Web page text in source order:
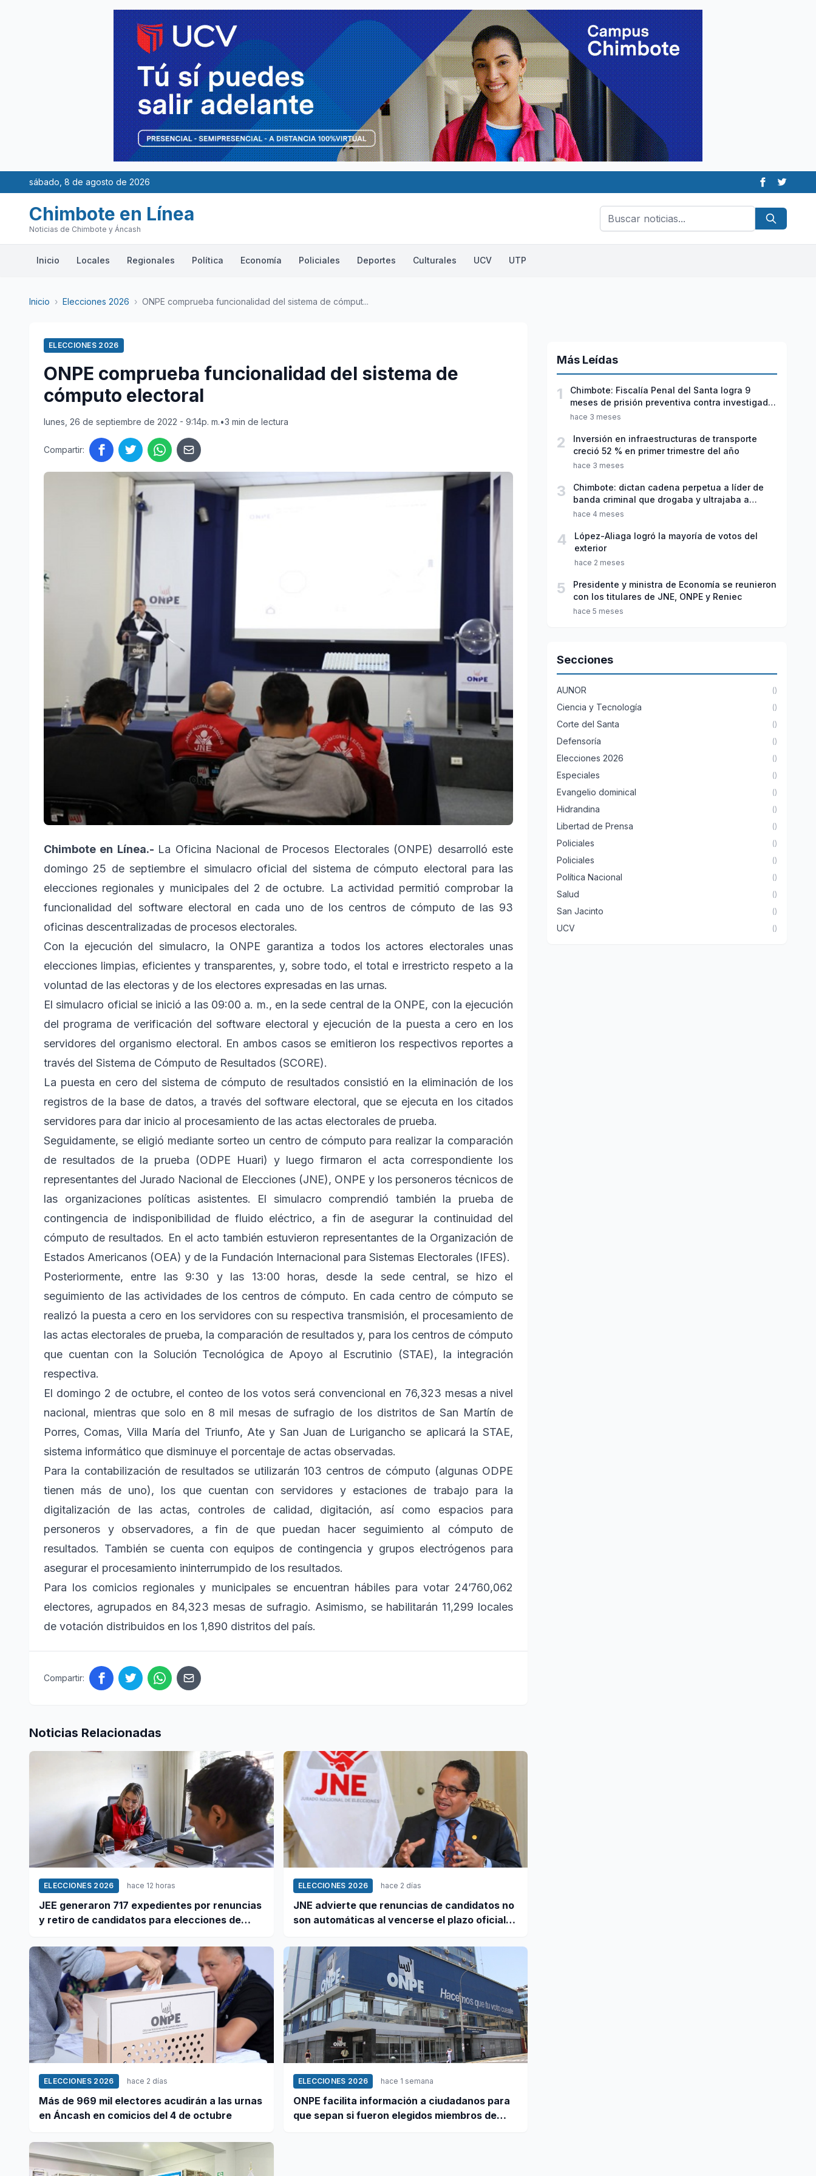
sábado, 8 de agosto de 2026
Chimbote en Línea
Noticias de Chimbote y Áncash
Inicio Locales Regionales Política Economía Policiales Deportes Culturales UCV UTP
Inicio › Elecciones 2026 › ONPE comprueba funcionalidad del sistema de cómput...
ELECCIONES 2026
ONPE comprueba funcionalidad del sistema de
cómputo electoral
lunes, 26 de septiembre de 2022 - 9:14p. m.•3 min de lectura
Compartir:
Chimbote en Línea.- La Oficina Nacional de Procesos Electorales (ONPE) desarrolló este
domingo 25 de septiembre el simulacro oficial del sistema de cómputo electoral para las
elecciones regionales y municipales del 2 de octubre. La actividad permitió comprobar la
funcionalidad del software electoral en cada uno de los centros de cómputo de las 93
oficinas descentralizadas de procesos electorales.
Con la ejecución del simulacro, la ONPE garantiza a todos los actores electorales unas
elecciones limpias, eficientes y transparentes, y, sobre todo, el total e irrestricto respeto a la
voluntad de las electoras y de los electores expresadas en las urnas.
El simulacro oficial se inició a las 09:00 a. m., en la sede central de la ONPE, con la ejecución
del programa de verificación del software electoral y ejecución de la puesta a cero en los
servidores del organismo electoral. En ambos casos se emitieron los respectivos reportes a
través del Sistema de Cómputo de Resultados (SCORE).
La puesta en cero del sistema de cómputo de resultados consistió en la eliminación de los
registros de la base de datos, a través del software electoral, que se ejecuta en los citados
servidores para dar inicio al procesamiento de las actas electorales de prueba.
Seguidamente, se eligió mediante sorteo un centro de cómputo para realizar la comparación
de resultados de la prueba (ODPE Huari) y luego firmaron el acta correspondiente los
representantes del Jurado Nacional de Elecciones (JNE), ONPE y los personeros técnicos de
las organizaciones políticas asistentes. El simulacro comprendió también la prueba de
contingencia de indisponibilidad de fluido eléctrico, a fin de asegurar la continuidad del
cómputo de resultados. En el acto también estuvieron representantes de la Organización de
Estados Americanos (OEA) y de la Fundación Internacional para Sistemas Electorales (IFES).
Posteriormente, entre las 9:30 y las 13:00 horas, desde la sede central, se hizo el
seguimiento de las actividades de los centros de cómputo. En cada centro de cómputo se
realizó la puesta a cero en los servidores con su respectiva transmisión, el procesamiento de
las actas electorales de prueba, la comparación de resultados y, para los centros de cómputo
que cuentan con la Solución Tecnológica de Apoyo al Escrutinio (STAE), la integración
respectiva.
El domingo 2 de octubre, el conteo de los votos será convencional en 76,323 mesas a nivel
nacional, mientras que solo en 8 mil mesas de sufragio de los distritos de San Martín de
Porres, Comas, Villa María del Triunfo, Ate y San Juan de Lurigancho se aplicará la STAE,
sistema informático que disminuye el porcentaje de actas observadas.
Para la contabilización de resultados se utilizarán 103 centros de cómputo (algunas ODPE
tienen más de uno), los que cuentan con servidores y estaciones de trabajo para la
digitalización de las actas, controles de calidad, digitación, así como espacios para
personeros y observadores, a fin de que puedan hacer seguimiento al cómputo de
resultados. También se cuenta con equipos de contingencia y grupos electrógenos para
asegurar el procesamiento ininterrumpido de los resultados.
Para los comicios regionales y municipales se encuentran hábiles para votar 24’760,062
electores, agrupados en 84,323 mesas de sufragio. Asimismo, se habilitarán 11,299 locales
de votación distribuidos en los 1,890 distritos del país.
Compartir:
Noticias Relacionadas
ELECCIONES 2026 hace 12 horas
JEE generaron 717 expedientes por renuncias
y retiro de candidatos para elecciones de
ELECCIONES 2026 hace 2 días
JNE advierte que renuncias de candidatos no
son automáticas al vencerse el plazo oficial
ELECCIONES 2026 hace 2 días
Más de 969 mil electores acudirán a las urnas
en Áncash en comicios del 4 de octubre
ELECCIONES 2026 hace 1 semana
ONPE facilita información a ciudadanos para
que sepan si fueron elegidos miembros de
Más Leídas
1
Chimbote: Fiscalía Penal del Santa logra 9
meses de prisión preventiva contra investigado
por violación sexual y tentativa de feminicidio
hace 3 meses
2
Inversión en infraestructuras de transporte
creció 52 % en primer trimestre del año
hace 3 meses
3
Chimbote: dictan cadena perpetua a líder de
banda criminal que drogaba y ultrajaba a
jóvenes
hace 4 meses
4
López-Aliaga logró la mayoría de votos del
exterior
hace 2 meses
5
Presidente y ministra de Economía se reunieron
con los titulares de JNE, ONPE y Reniec
hace 5 meses
Secciones
AUNOR ()
Ciencia y Tecnología ()
Corte del Santa ()
Defensoría ()
Elecciones 2026 ()
Especiales ()
Evangelio dominical ()
Hidrandina ()
Libertad de Prensa ()
Policiales ()
Policiales ()
Política Nacional ()
Salud ()
San Jacinto ()
UCV ()